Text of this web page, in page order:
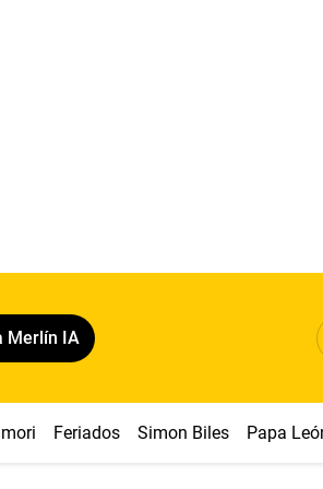
Merlín IA
Feriados Simon Biles Papa